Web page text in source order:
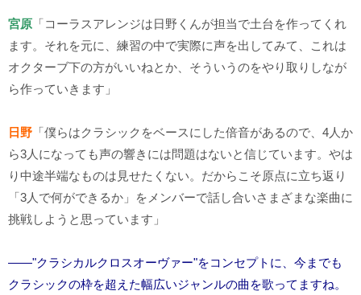
宮原 「コーラスアレンジは日野くんが担当で土台を作ってくれ
ます。それを元に、練習の中で実際に声を出してみて、これは
オクターブ下の方がいいねとか、そういうのをやり取りしなが
ら作っていきます」
日野 「僕らはクラシックをベースにした倍音があるので、4人か
ら3人になっても声の響きには問題はないと信じています。やは
り中途半端なものは見せたくない。だからこそ原点に立ち返り
「3人で何ができるか」をメンバーで話し合いさまざまな楽曲に
挑戦しようと思っています」
――"クラシカルクロスオーヴァー"をコンセプトに、今までも
クラシックの枠を超えた幅広いジャンルの曲を歌ってますね。